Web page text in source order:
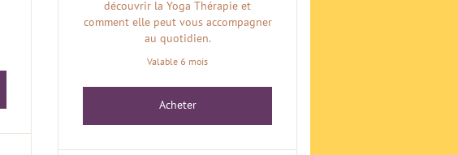
découvrir la Yoga Thérapie et
comment elle peut vous accompagner
au quotidien.
Valable 6 mois
Acheter